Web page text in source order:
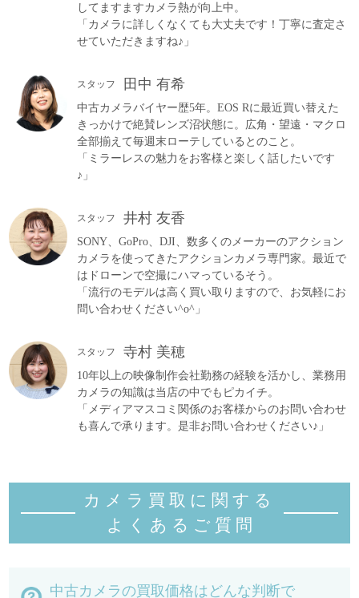
してますますカメラ熱が向上中。
「カメラに詳しくなくても大丈夫です！丁寧に査定さ
せていただきますね♪」
スタッフ 田中 有希
中古カメラバイヤー歴5年。EOS Rに最近買い替えた
きっかけで絶賛レンズ沼状態に。広角・望遠・マクロ
全部揃えて毎週末ローテしているとのこと。
「ミラーレスの魅力をお客様と楽しく話したいです
♪」
スタッフ 井村 友香
SONY、GoPro、DJI、数多くのメーカーのアクション
カメラを使ってきたアクションカメラ専門家。最近で
はドローンで空撮にハマっているそう。
「流行のモデルは高く買い取りますので、お気軽にお
問い合わせください^o^」
スタッフ 寺村 美穂
10年以上の映像制作会社勤務の経験を活かし、業務用
カメラの知識は当店の中でもピカイチ。
「メディアマスコミ関係のお客様からのお問い合わせ
も喜んで承ります。是非お問い合わせください♪」
カメラ買取に関する
よくあるご質 問
中古カメラの買取価格はどんな判断で